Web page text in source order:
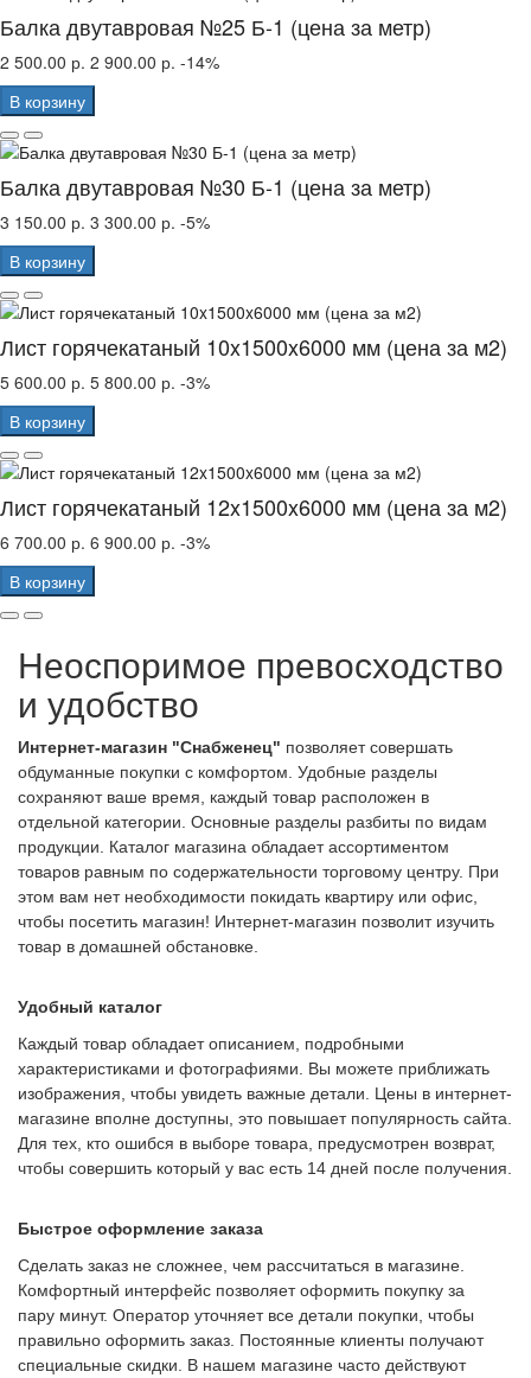
Балка двутавровая №25 Б-1 (цена за метр)
2 500.00 р. 2 900.00 р. -14%
В корзину
Балка двутавровая №30 Б-1 (цена за метр)
3 150.00 р. 3 300.00 р. -5%
В корзину
Лист горячекатаный 10x1500x6000 мм (цена за м2)
5 600.00 р. 5 800.00 р. -3%
В корзину
Лист горячекатаный 12x1500x6000 мм (цена за м2)
6 700.00 р. 6 900.00 р. -3%
В корзину
Неоспоримое превосходство
и удобство
Интернет-магазин "Снабженец" позволяет совершать
обдуманные покупки с комфортом. Удобные разделы
сохраняют ваше время, каждый товар расположен в
отдельной категории. Основные разделы разбиты по видам
продукции. Каталог магазина обладает ассортиментом
товаров равным по содержательности торговому центру. При
этом вам нет необходимости покидать квартиру или офис,
чтобы посетить магазин! Интернет-магазин позволит изучить
товар в домашней обстановке.
Удобный каталог
Каждый товар обладает описанием, подробными
характеристиками и фотографиями. Вы можете приближать
изображения, чтобы увидеть важные детали. Цены в интернет-
магазине вполне доступны, это повышает популярность сайта.
Для тех, кто ошибся в выборе товара, предусмотрен возврат,
чтобы совершить который у вас есть 14 дней после получения.
Быстрое оформление заказа
Сделать заказ не сложнее, чем рассчитаться в магазине.
Комфортный интерфейс позволяет оформить покупку за
пару минут. Оператор уточняет все детали покупки, чтобы
правильно оформить заказ. Постоянные клиенты получают
специальные скидки. В нашем магазине часто действуют